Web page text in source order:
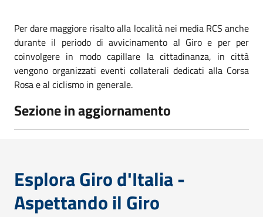
Per dare maggiore risalto alla località nei media RCS anche
durante il periodo di avvicinamento al Giro e per per
coinvolgere in modo capillare la cittadinanza, in città
vengono organizzati eventi collaterali dedicati alla Corsa
Rosa e al ciclismo in generale.
Sezione in aggiornamento
Esplora Giro d'Italia -
Aspettando il Giro